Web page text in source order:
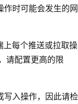
作时可能会发生的网
每个推送或拉取操
请配置更高的限
写入操作，因此请检